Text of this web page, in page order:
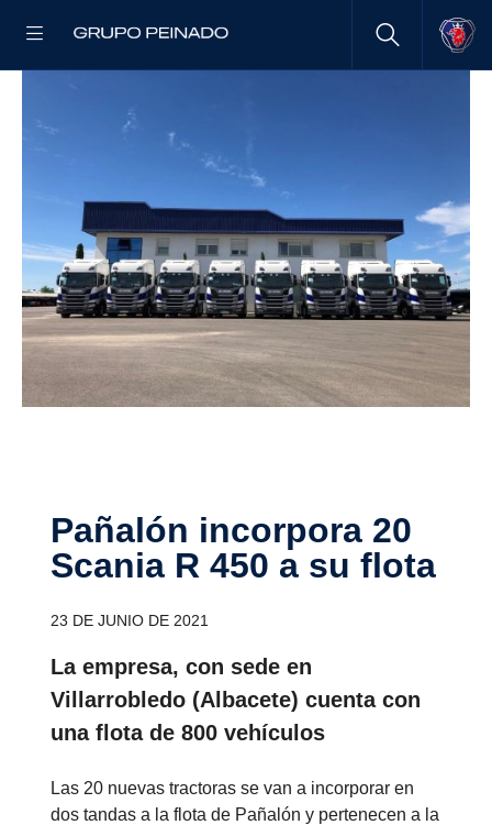
Pañalón incor­pora 20
Scania R 450 a su flota
23 DE JUNIO DE 2021
La empresa, con sede en
Villarrobledo (Albacete) cuenta con
una flota de 800 vehículos
Las 20 nuevas tractoras se van a incorporar en
dos tandas a la flota de Pañalón y pertenecen a la